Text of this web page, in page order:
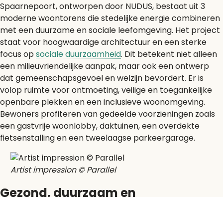
Spaarnepoort, ontworpen door NUDUS, bestaat uit 3
moderne woontorens die stedelijke energie combineren
met een duurzame en sociale leefomgeving. Het project
staat voor hoogwaardige architectuur en een sterke
focus opsociale duurzaamheid. Dit betekent niet alleen
een milieuvriendelijke aanpak, maar ook een ontwerp
dat gemeenschapsgevoel en welzijn bevordert. Er is
volop ruimte voor ontmoeting, veilige en toegankelijke
openbare plekken en een inclusieve woonomgeving.
Bewoners profiteren van gedeelde voorzieningen zoals
een gastvrije woonlobby, daktuinen, een overdekte
fietsenstalling en een tweelaagse parkeergarage.
Artist impression © Parallel
Gezond, duurzaam en